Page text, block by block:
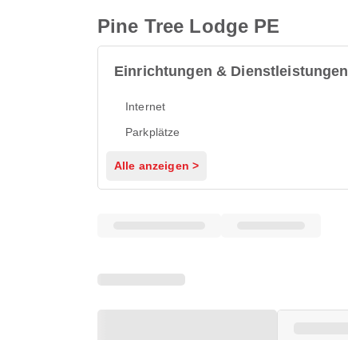
Pine Tree Lodge PE
Einrichtungen & Dienstleistungen
Internet
Parkplätze
Alle anzeigen >